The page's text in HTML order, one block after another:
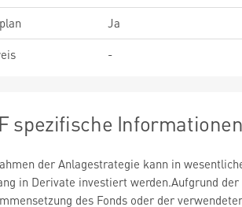
Ja
-
spezifische
der Anlagestrategie kann in
in Derivate investiert werden.Aufgrund der
des Fonds oder der